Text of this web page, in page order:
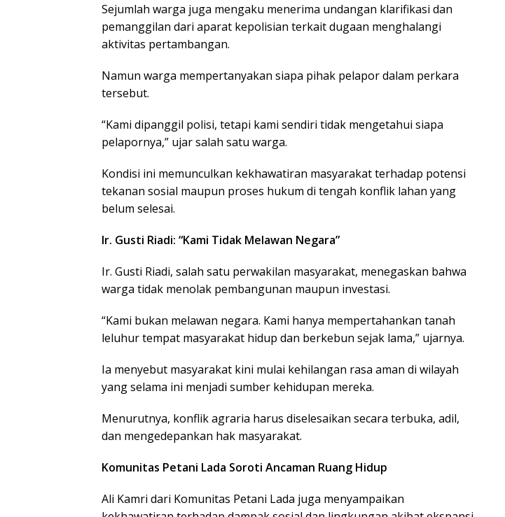
Sejumlah warga juga mengaku menerima undangan klarifikasi dan
pemanggilan dari aparat kepolisian terkait dugaan menghalangi
aktivitas pertambangan.
Namun warga mempertanyakan siapa pihak pelapor dalam perkara
tersebut.
“Kami dipanggil polisi, tetapi kami sendiri tidak mengetahui siapa
pelapornya,” ujar salah satu warga.
Kondisi ini memunculkan kekhawatiran masyarakat terhadap potensi
tekanan sosial maupun proses hukum di tengah konflik lahan yang
belum selesai.
Ir. Gusti Riadi: “Kami Tidak Melawan Negara”
Ir. Gusti Riadi, salah satu perwakilan masyarakat, menegaskan bahwa
warga tidak menolak pembangunan maupun investasi.
“Kami bukan melawan negara. Kami hanya mempertahankan tanah
leluhur tempat masyarakat hidup dan berkebun sejak lama,” ujarnya.
Ia menyebut masyarakat kini mulai kehilangan rasa aman di wilayah
yang selama ini menjadi sumber kehidupan mereka.
Menurutnya, konflik agraria harus diselesaikan secara terbuka, adil,
dan mengedepankan hak masyarakat.
Komunitas Petani Lada Soroti Ancaman Ruang Hidup
Ali Kamri dari Komunitas Petani Lada juga menyampaikan